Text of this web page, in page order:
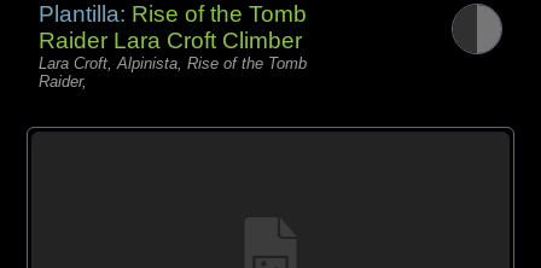
Plantilla: Rise of the Tomb
Raider Lara Croft Climber
Lara Croft, Alpinista, Rise of the Tomb
Raider,